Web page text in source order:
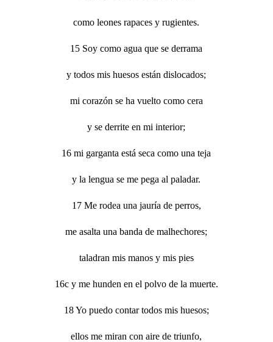
como leones rapaces y rugientes.
15 Soy como agua que se derrama
y todos mis huesos están dislocados;
mi corazón se ha vuelto como cera
y se derrite en mi interior;
16 mi garganta está seca como una teja
y la lengua se me pega al paladar.
17 Me rodea una jauría de perros,
me asalta una banda de malhechores;
taladran mis manos y mis pies
16c y me hunden en el polvo de la muerte.
18 Yo puedo contar todos mis huesos;
ellos me miran con aire de triunfo,